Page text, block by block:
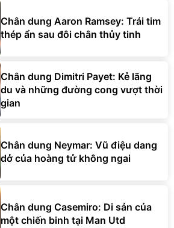
Chân dung Aaron Ramsey: Trái tim
thép ẩn sau đôi chân thủy tinh
Chân dung Dimitri Payet: Kẻ lãng
du và những đường cong vượt thời
gian
Chân dung Neymar: Vũ điệu dang
dở của hoàng tử không ngai
Chân dung Casemiro: Di sản của
một chiến binh tại Man Utd